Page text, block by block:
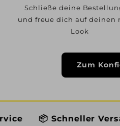
Schließe deine
und freue dich auf deinen
Look
Zum
Versand 🛞